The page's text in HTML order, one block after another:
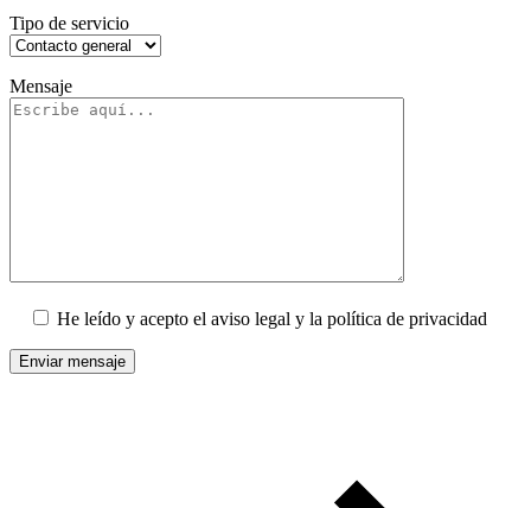
Tipo de servicio
Mensaje
He leído y acepto el aviso legal y la política de privacidad